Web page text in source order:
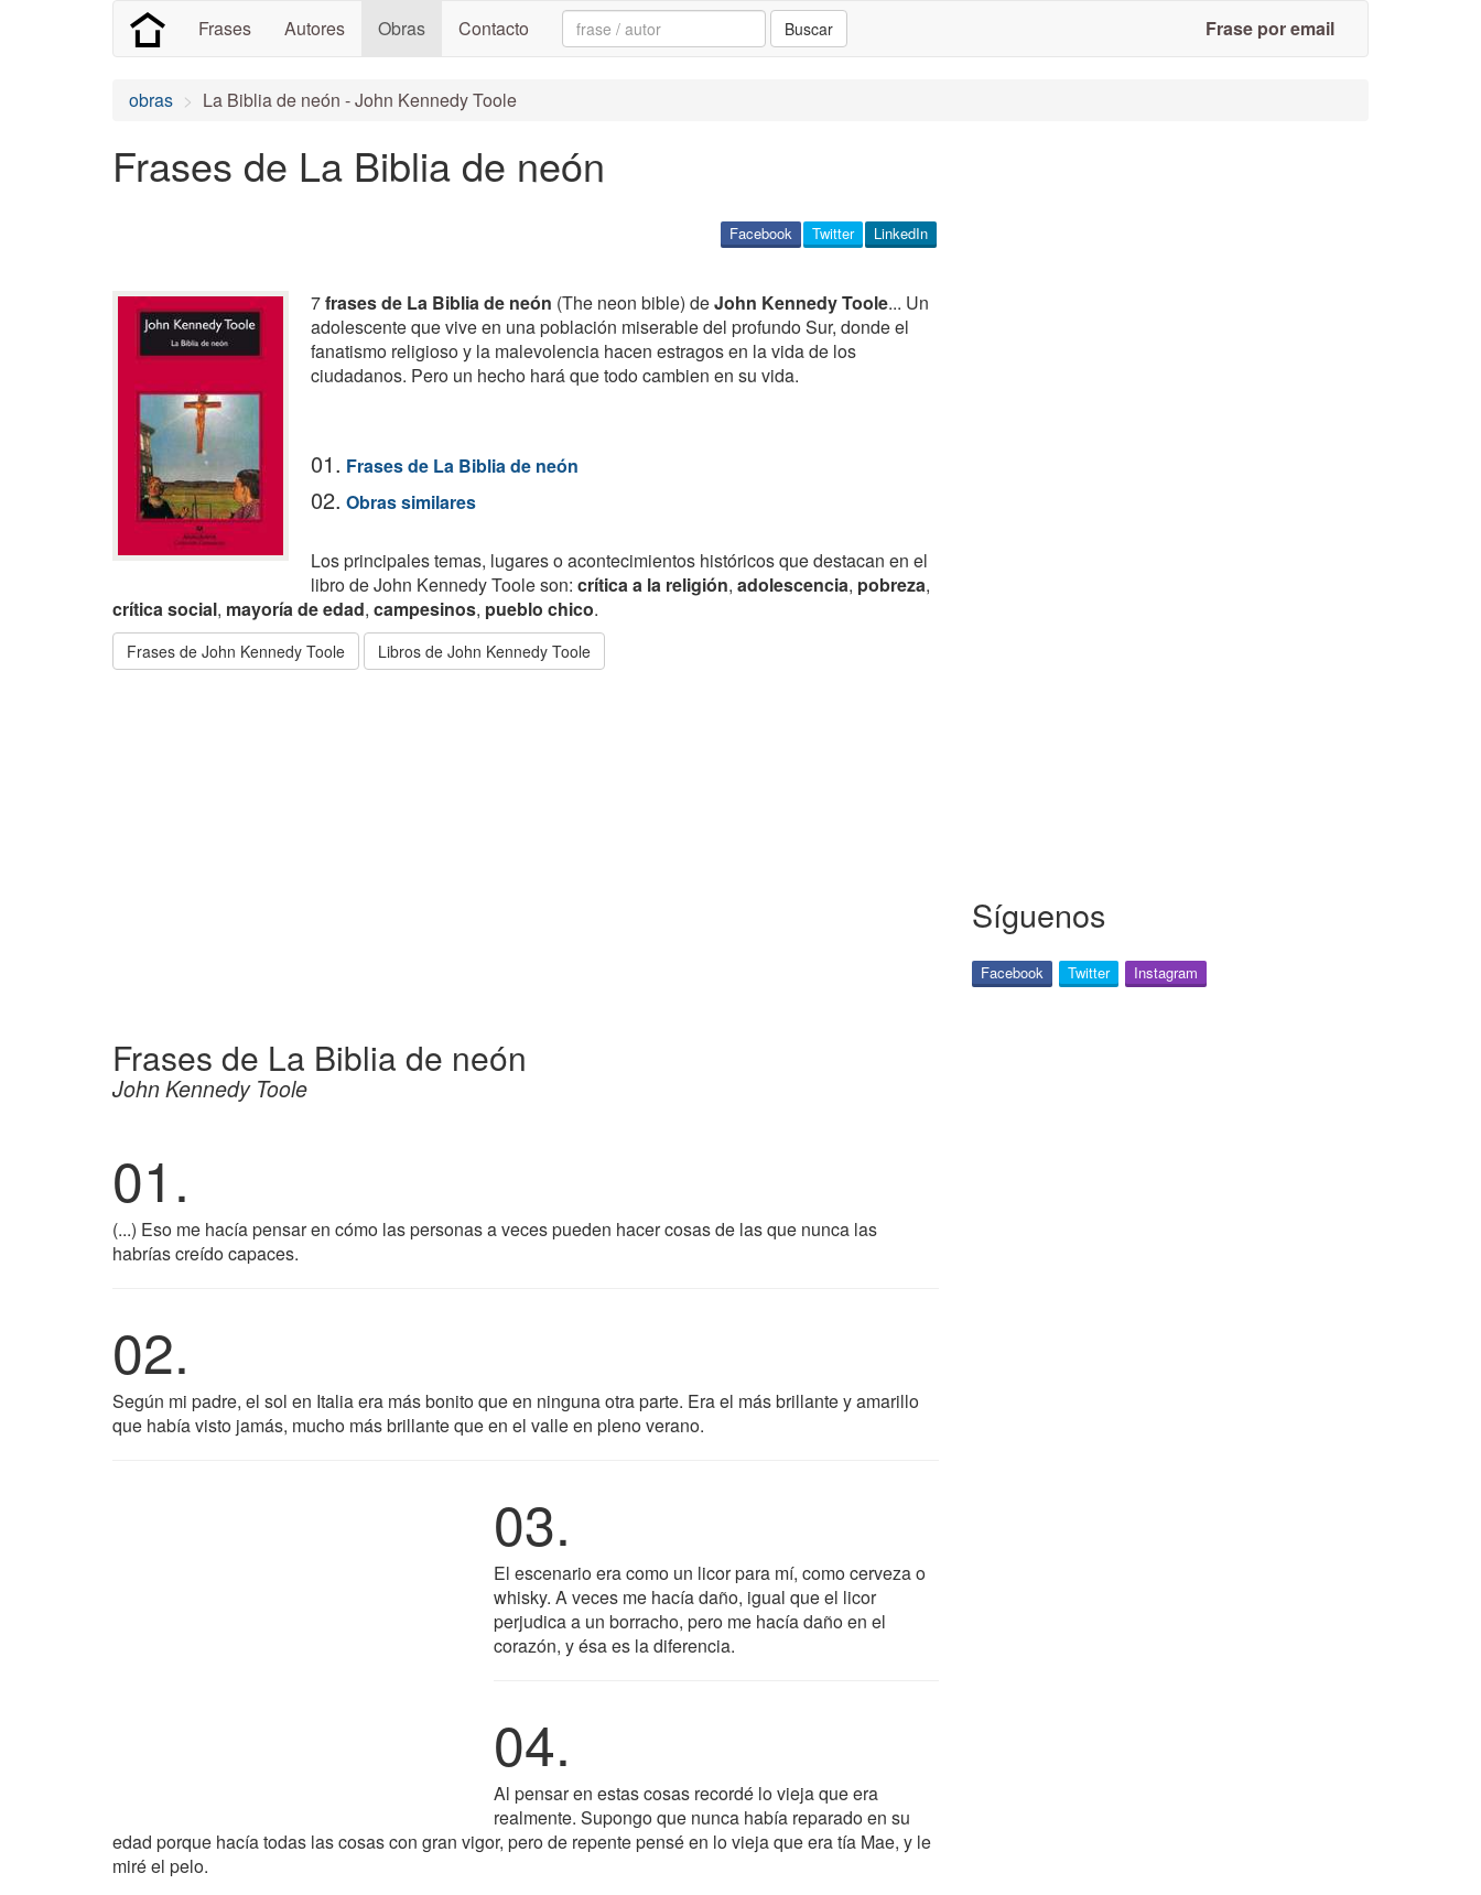
Frases Autores Obras Contacto Search: Buscar Frase por email
obras La Biblia de neón - John Kennedy Toole
Frases de La Biblia de neón
LinkedIn
Twitter
Facebook
7frases de La Biblia de neón (The neon bible) deJohn Kennedy Toole... Un
adolescente que vive en una población miserable del profundo Sur, donde el
fanatismo religioso y la malevolencia hacen estragos en la vida de los
ciudadanos. Pero un hecho hará que todo cambien en su vida.
01. Frases de La Biblia de neón
02. Obras similares
Los principales temas, lugares o acontecimientos históricos que destacan en el
libro de John Kennedy Toole son: crítica a la religión, adolescencia, pobreza,
crítica social, mayoría de edad, campesinos, pueblo chico.
Frases de John Kennedy Toole Libros de John Kennedy Toole
Frases de La Biblia de neón
John Kennedy Toole
01.
(...) Eso me hacía pensar en cómo las personas a veces pueden hacer cosas de las que nunca las
habrías creído capaces.
02.
Según mi padre, el sol en Italia era más bonito que en ninguna otra parte. Era el más brillante y amarillo
que había visto jamás, mucho más brillante que en el valle en pleno verano.
03.
El escenario era como un licor para mí, como cerveza o
whisky. A veces me hacía daño, igual que el licor
perjudica a un borracho, pero me hacía daño en el
corazón, y ésa es la diferencia.
04.
Al pensar en estas cosas recordé lo vieja que era
realmente. Supongo que nunca había reparado en su
edad porque hacía todas las cosas con gran vigor, pero de repente pensé en lo vieja que era tía Mae, y le
miré el pelo.
Síguenos
Facebook Twitter Instagram